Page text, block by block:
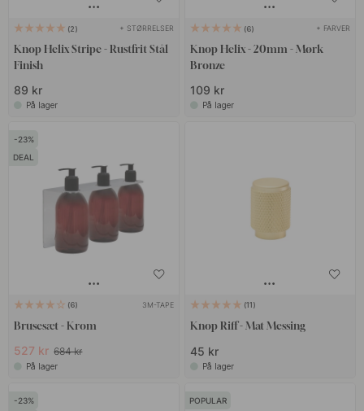
2 + STØRRELSER
Knop Helix Stripe - Rustfrit Stål
Finish
89 kr
På lager
6 + FARVER
Knop Helix - 20mm - Mørk
Bronze
109 kr
På lager
23
DEAL
6 3M-TAPE
Brusesæt - Krom
527 kr 684 kr
På lager
11
Knop Riff - Mat Messing
45 kr
På lager
23
POPULAR